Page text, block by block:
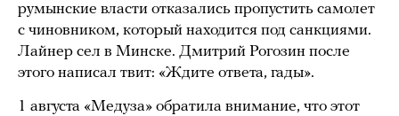
румынские власти отказались пропустить самолет
с чиновником, который находится под санкциями.
Лайнер сел в Минске. Дмитрий Рогозин после
этого написал твит: «Ждите ответа, гады».
1 августа «Медуза» обратила внимание, что этот